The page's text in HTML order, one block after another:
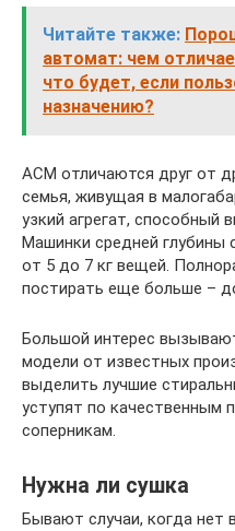
Читайте также:
автомат: чем
что будет, если
назначению?
АСМ отличаются друг от
семья, живущая в
узкий агрегат, способный
Машинки средней глубины
от 5 до 7 кг вещей.
постирать еще больше –
Большой интерес
модели от известных
выделить лучшие
уступят по качественным
соперникам.
Нужна ли сушка
Бывают случаи, когда нет